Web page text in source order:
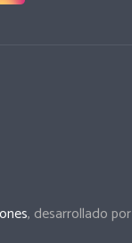
, desarrollado por